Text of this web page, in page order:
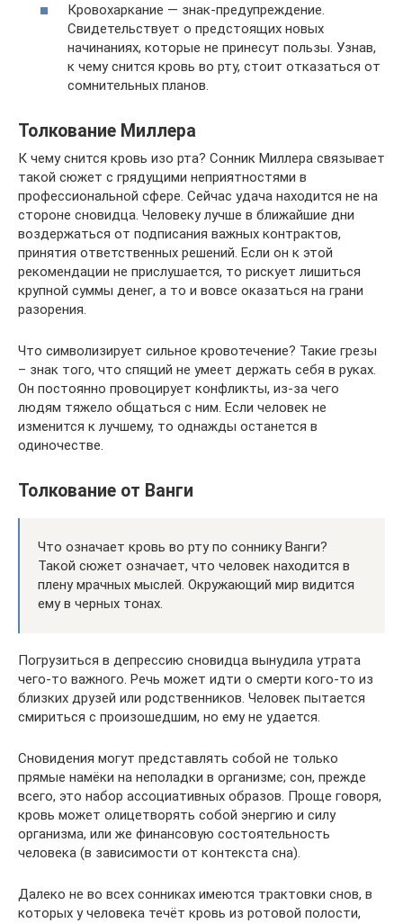
Кровохаркание — знак-предупреждение.
Свидетельствует о предстоящих новых
начинаниях, которые не принесут пользы. Узнав,
к чему снится кровь во рту, стоит отказаться от
сомнительных планов.
Толкование Миллера
К чему снится кровь изо рта? Сонник Миллера связывает
такой сюжет с грядущими неприятностями в
профессиональной сфере. Сейчас удача находится не на
стороне сновидца. Человеку лучше в ближайшие дни
воздержаться от подписания важных контрактов,
принятия ответственных решений. Если он к этой
рекомендации не прислушается, то рискует лишиться
крупной суммы денег, а то и вовсе оказаться на грани
разорения.
Что символизирует сильное кровотечение? Такие грезы
– знак того, что спящий не умеет держать себя в руках.
Он постоянно провоцирует конфликты, из-за чего
людям тяжело общаться с ним. Если человек не
изменится к лучшему, то однажды останется в
одиночестве.
Толкование от Ванги
Что означает кровь во рту по соннику Ванги?
Такой сюжет означает, что человек находится в
плену мрачных мыслей. Окружающий мир видится
ему в черных тонах.
Погрузиться в депрессию сновидца вынудила утрата
чего-то важного. Речь может идти о смерти кого-то из
близких друзей или родственников. Человек пытается
смириться с произошедшим, но ему не удается.
Сновидения могут представлять собой не только
прямые намёки на неполадки в организме; сон, прежде
всего, это набор ассоциативных образов. Проще говоря,
кровь может олицетворять собой энергию и силу
организма, или же финансовую состоятельность
человека (в зависимости от контекста сна).
Далеко не во всех сонниках имеются трактовки снов, в
которых у человека течёт кровь из ротовой полости,